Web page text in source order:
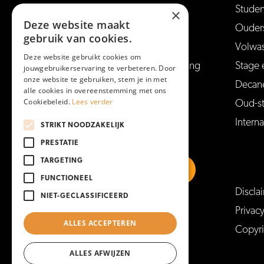
Hulp bij studiekeuze
Aanmelden voor een opleiding
Vakantie en vrije dagen
Veelgestelde vragen
Stage
Oud-
https://www.linkedin.com/school/
https://www.instagram.com/
https://https://
https://www.tiktok.com/@mboamersfoort
×
Deze website maakt
gebruik van cookies.
Deze website gebruikt cookies om
jouwgebruikerservaring te verbeteren. Door
onze website te gebruiken, stem je in met
alle cookies in overeenstemming met ons
Cookiebeleid. Lees verder
STRIKT NOODZAKELIJK
PRESTATIE
TARGETING
FUNCTIONEEL
NIET-GECLASSIFICEERD
ALLES ACCEPTEREN
ALLES AFWIJZEN